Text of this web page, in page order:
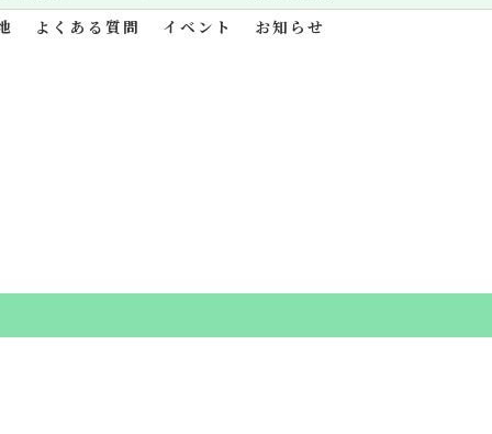
よくある質問 イベント お知らせ